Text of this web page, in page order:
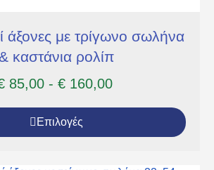
άξονες με τρίγωνο σωλήνα
καστάνια ρολίπ
85,00 - € 160,00
Επιλογές